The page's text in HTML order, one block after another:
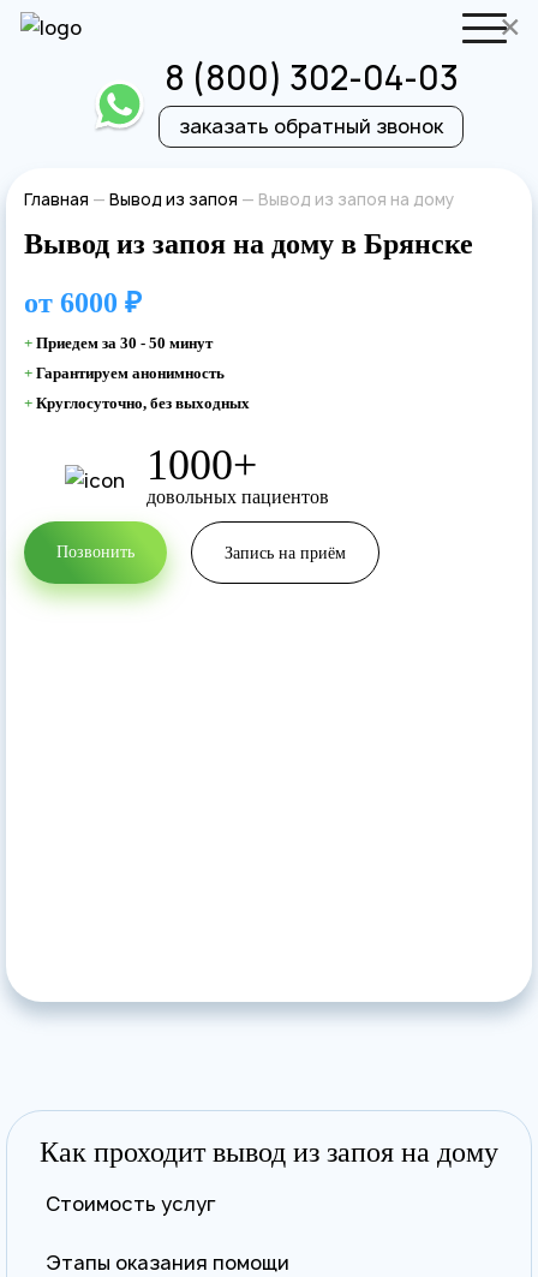
8 (800) 302-04-03
заказать обратный звонок
Главная — Вывод из запоя — Вывод из запоя на дому
Вывод из запоя на дому в Брянске
от 6000 ₽
+ Приедем за 30 - 50 минут
+ Гарантируем анонимность
+ Круглосуточно, без выходных
1000+
довольных пациентов
Позвонить Запись на приём
Как проходит вывод из запоя на дому
Стоимость услуг
Этапы оказания помощи
Ваше имя
Ваш телефон
Ваша заявка
отправлена
Наш врач свяжется с вами в самое
ближайшее время!
Ваше имя
Ваш телефон
Прикрепить файл
×